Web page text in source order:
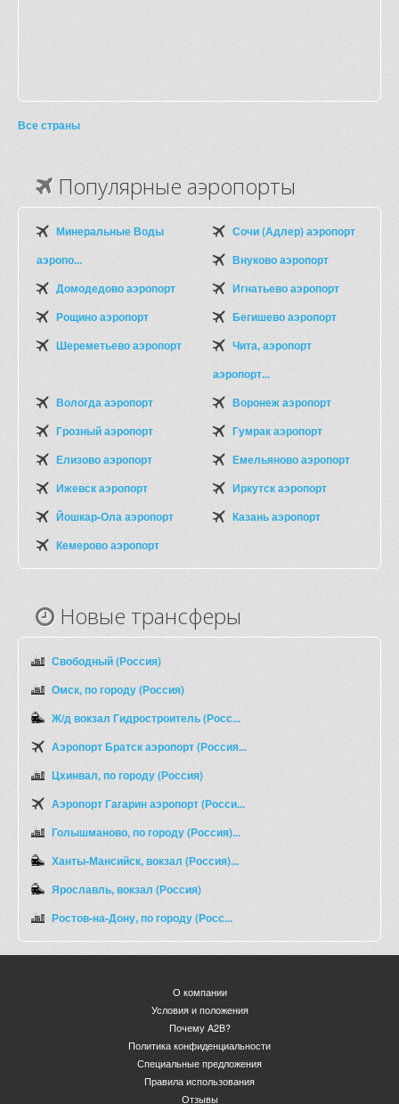
Все страны
Популярные аэропорты
Минеральные Воды
аэропо...
Сочи (Адлер) аэропорт
Внуково аэропорт
Домодедово аэропорт
Игнатьево аэропорт
Рощино аэропорт
Бегишево аэропорт
Шереметьево аэропорт
Чита, аэропорт
аэропорт...
Вологда аэропорт
Воронеж аэропорт
Грозный аэропорт
Гумрак аэропорт
Елизово аэропорт
Емельяново аэропорт
Ижевск аэропорт
Иркутск аэропорт
Йошкар-Ола аэропорт
Казань аэропорт
Кемерово аэропорт
Новые трансферы
Свободный (Россия)
Омск, по городу (Россия)
Ж/д вокзал Гидростроитель (Росс...
Аэропорт Братск аэропорт (Россия...
Цхинвал, по городу (Россия)
Аэропорт Гагарин аэропорт (Росси...
Голышманово, по городу (Россия)...
Ханты-Мансийск, вокзал (Россия)...
Ярославль, вокзал (Россия)
Ростов-на-Дону, по городу (Росс...
О компании
Условия и положения
Почему A2B?
Политика конфиденциальности
Специальные предложения
Правила использования
Отзывы